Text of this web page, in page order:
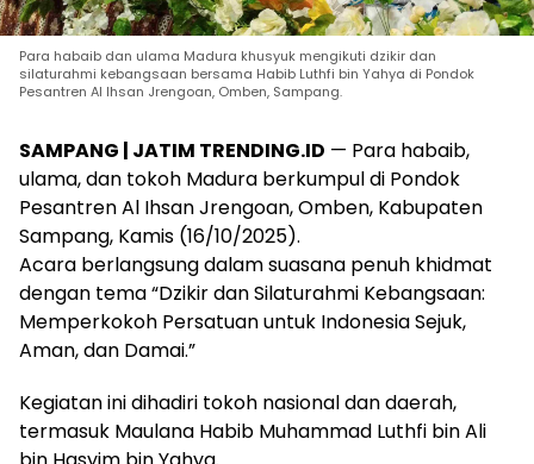
Para habaib dan ulama Madura khusyuk mengikuti dzikir dan
silaturahmi kebangsaan bersama Habib Luthfi bin Yahya di Pondok
Pesantren Al Ihsan Jrengoan, Omben, Sampang.
SAMPANG | JATIM TRENDING.ID — Para habaib,
ulama, dan tokoh Madura berkumpul di Pondok
Pesantren Al Ihsan Jrengoan, Omben, Kabupaten
Sampang, Kamis (16/10/2025).
Acara berlangsung dalam suasana penuh khidmat
dengan tema “Dzikir dan Silaturahmi Kebangsaan:
Memperkokoh Persatuan untuk Indonesia Sejuk,
Aman, dan Damai.”
Kegiatan ini dihadiri tokoh nasional dan daerah,
termasuk Maulana Habib Muhammad Luthfi bin Ali